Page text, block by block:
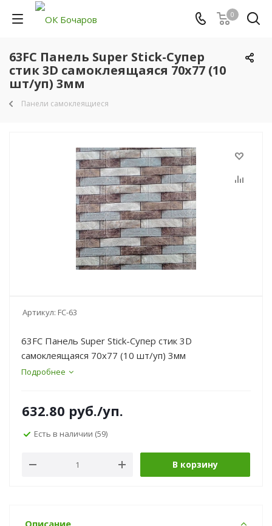
0
63FC Панель Super Stick-Супер
стик 3D самоклеящаяся 70х77 (10
шт/уп) 3мм
Панели самоклеящиеся
Артикул: FC-63
63FC Панель Super Stick-Супер стик 3D
самоклеящаяся 70х77 (10 шт/уп) 3мм
Подробнее
632.80 руб./уп.
Есть в наличии (59)
В корзину
Описание